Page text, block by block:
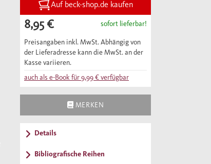
Auf beck-shop.de kaufen
8,95 € sofort lieferbar!
Preisangaben inkl. MwSt. Abhängig von
der Lieferadresse kann die MwSt. an der
Kasse variieren.
auch als e-Book für9,99 €verfügbar
MERKEN
Details
Bibliografische Reihen